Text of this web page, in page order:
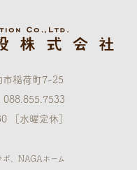
市稲荷町7-25
［水曜定休］
ボ、NAGAホーム